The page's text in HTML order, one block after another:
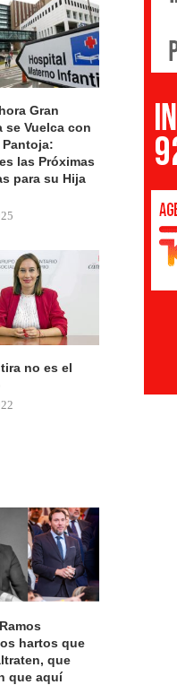
Gran
se Vuelca con
las Próximas
para su Hija
no es el
hartos que
que
que aquí